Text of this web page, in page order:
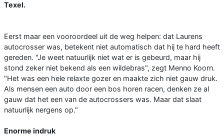
Texel.
Eerst maar een vooroordeel uit de weg helpen: dat Laurens
autocrosser was, betekent niet automatisch dat hij te hard heeft
gereden. "Je weet natuurlijk niet wat er is gebeurd, maar hij
stond zeker niet bekend als een wildebras", zegt Menno Koorn.
"Het was een hele relaxte gozer en maakte zich niet gauw druk.
Als mensen een auto door een bos horen racen, denken ze al
gauw dat het een van de autocrossers was. Maar dat slaat
natuurlijk nergens op."
Enorme indruk